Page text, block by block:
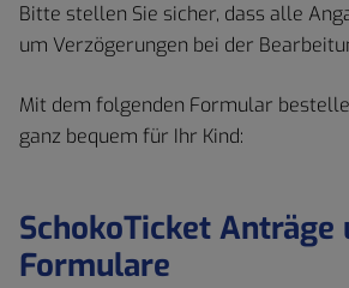
Bitte stellen Sie sicher, dass alle
um Verzögerungen bei der
Mit dem folgenden Formular
ganz bequem für Ihr Kind:
SchokoTicket Anträge
Formulare